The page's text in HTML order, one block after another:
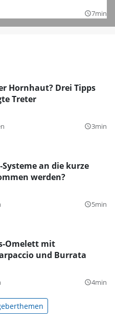
query_builder7min
Hornhaut? Drei Tipps
Treter
query_builder3min
Systeme an die kurze
werden?
query_builder5min
Omelett mit
und Burrata
query_builder4min